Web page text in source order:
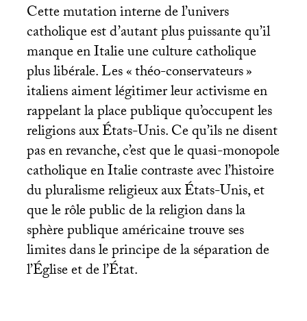
Cette mutation interne de l’univers
catholique est d’autant plus puissante qu’il
manque en Italie une culture catholique
plus libérale. Les «théo-conservateurs»
italiens aiment légitimer leur activisme en
rappelant la place publique qu’occupent les
religions aux États-Unis. Ce qu’ils ne disent
pas en revanche, c’est que le quasi-monopole
catholique en Italie contraste avec l’histoire
du pluralisme religieux aux États-Unis, et
que le rôle public de la religion dans la
sphère publique américaine trouve ses
limites dans le principe de la séparation de
l’Église et de l’État.